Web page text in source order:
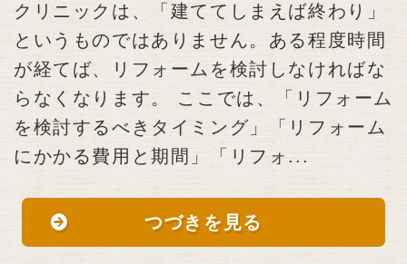
クリニックは、「建ててしまえば終わり」
というものではありません。ある程度時間
が経てば、リフォームを検討しなければな
らなくなります。 ここでは、「リフォーム
を検討するべきタイミング」「リフォーム
にかかる費用と期間」「リフォ...
つづきを見る